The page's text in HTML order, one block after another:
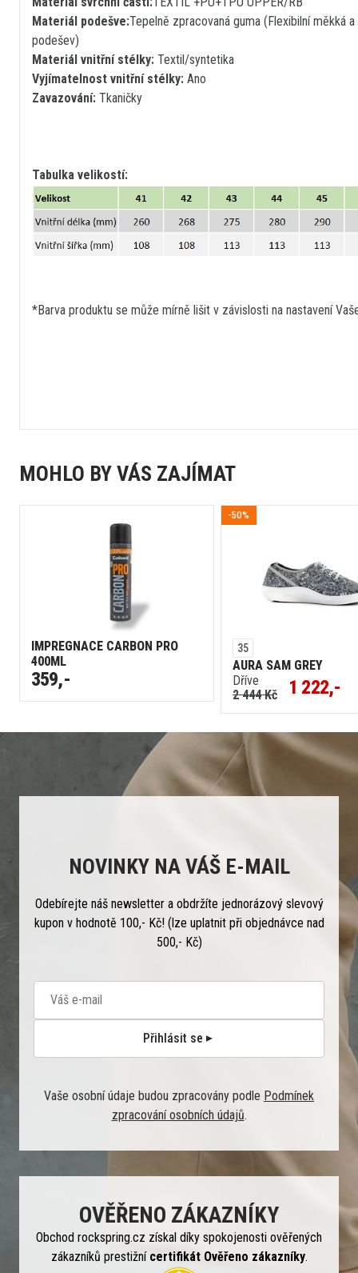
Materiál podešve:Tepelně zpracovaná guma (Flexibilní měkká
podešev)
Materiál vnitřní stélky: Textil/syntetika
Vyjímatelnost vnitřní stélky: Ano
Zavazování: Tkaničky
Tabulka velikostí:
*Barva produktu se může mírně lišit v závislosti na nastavení
MOHLO BY VÁS ZAJÍMAT
IMPREGNACE CARBON PRO
400ML
359,-
-50%
35
AURA SAM GREY
Dříve
2 444 Kč
1 222,-
NOVINKY NA VÁŠ E-MAIL
Odebírejte náš newsletter a obdržíte jednorázový slevový
kupon v hodnotě 100,- Kč! (lze uplatnit při objednávce nad
500,- Kč)
Přihlásit se
Vaše osobní údaje budou zpracovány podle Podmínek
zpracování osobních údajů.
OVĚŘENO ZÁKAZNÍKY
Obchod rockspring.cz získal díky spokojenosti ověřených
zákazníků prestižní certifikát Ověřeno zákazníky.